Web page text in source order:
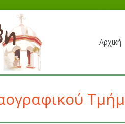
Αρχική